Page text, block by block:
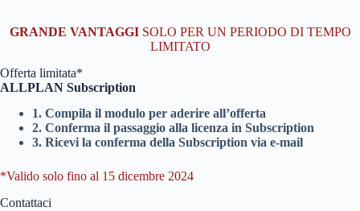
GRANDE VANTAGGI SOLO PER UN PERIODO DI TEMPO
LIMITATO
Offerta limitata*
ALLPLAN Subscription
1. Compila il modulo per aderire all’offerta
2. Conferma il passaggio alla licenza in Subscription
3. Ricevi la conferma della Subscription via e-mail
*Valido solo fino al 15 dicembre 2024
Contattaci